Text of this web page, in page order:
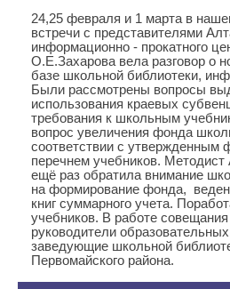
24,25 февраля и 1 марта в
встречи с представителями
информационно - прокатного
О.Е.Захарова вела разговор о
базе школьной библиотеки,
Были рассмотрены вопросы
использования краевых
требования к школьным
вопрос увеличения фонда
соответствии с утвержденным
перечнем учебников.
ещё раз обратила внимание
на формирование фонда,
книг суммарного учета.
учебников. В работе
руководители
заведующие школьной
Первомайского района.